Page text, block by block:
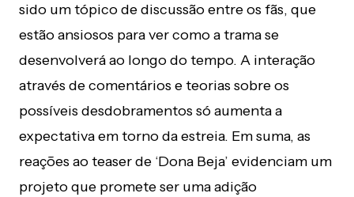
sido um tópico de discussão entre os fãs, que
estão ansiosos para ver como a trama se
desenvolverá ao longo do tempo. A interação
através de comentários e teorias sobre os
possíveis desdobramentos só aumenta a
expectativa em torno da estreia. Em suma, as
reações ao teaser de ‘Dona Beja’ evidenciam um
projeto que promete ser uma adição